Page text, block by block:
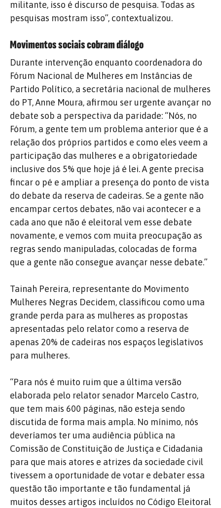
militante, isso é discurso de pesquisa. Todas as
pesquisas mostram isso”, contextualizou.
Movimentos sociais cobram diálogo
Durante intervenção enquanto coordenadora do
Fórum Nacional de Mulheres em Instâncias de
Partido Político, a secretária nacional de mulheres
do PT, Anne Moura, afirmou ser urgente avançar no
debate sob a perspectiva da paridade: “Nós, no
Fórum, a gente tem um problema anterior que é a
relação dos próprios partidos e como eles veem a
participação das mulheres e a obrigatoriedade
inclusive dos 5% que hoje já é lei. A gente precisa
fincar o pé e ampliar a presença do ponto de vista
do debate da reserva de cadeiras. Se a gente não
encampar certos debates, não vai acontecer e a
cada ano que não é eleitoral vem esse debate
novamente, e vemos com muita preocupação as
regras sendo manipuladas, colocadas de forma
que a gente não consegue avançar nesse debate.”
Tainah Pereira, representante do Movimento
Mulheres Negras Decidem, classificou como uma
grande perda para as mulheres as propostas
apresentadas pelo relator como a reserva de
apenas 20% de cadeiras nos espaços legislativos
para mulheres.
“Para nós é muito ruim que a última versão
elaborada pelo relator senador Marcelo Castro,
que tem mais 600 páginas, não esteja sendo
discutida de forma mais ampla. No mínimo, nós
deveríamos ter uma audiência pública na
Comissão de Constituição de Justiça e Cidadania
para que mais atores e atrizes da sociedade civil
tivessem a oportunidade de votar e debater essa
questão tão importante e tão fundamental já
muitos desses artigos incluídos no Código Eleitoral